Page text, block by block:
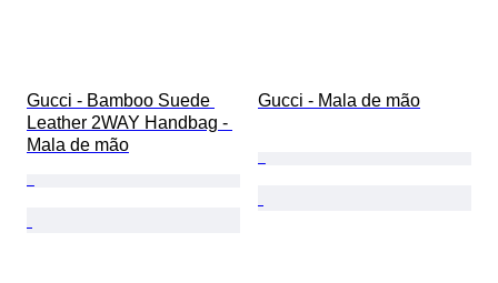
Gucci - Bamboo Suede
Leather 2WAY Handbag -
Mala de mão
Gucci - Mala de mão